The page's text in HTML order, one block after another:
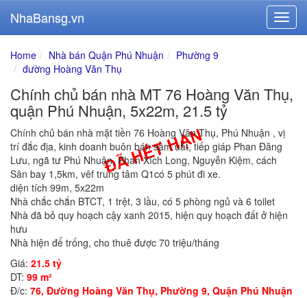
NhaBansg.vn
Home Nhà bán Quận Phú Nhuận
Phường 9
đường Hoàng Văn Thụ
Chính chủ bán nhà MT 76 Hoàng Văn Thụ,
quận Phú Nhuận, 5x22m, 21.5 tỷ
Chính chủ bán nhà mặt tiền 76 Hoàng Văn Thụ, Phú Nhuận , vị
trí đắc địa, kinh doanh buôn bán sầm uất, tiếp giáp Phan Đăng
Lưu, ngã tư Phú Nhuận, Phan Xích Long, Nguyễn Kiệm, cách
Sân bay 1,5km, vêf trung tâm Q1có 5 phút đi xe.
diện tích 99m, 5x22m
Nhà chắc chắn BTCT, 1 trệt, 3 lầu, có 5 phòng ngủ và 6 toilet
Nhà đã bỏ quy hoạch cậy xanh 2015, hiện quy hoạch đất ở hiện
hưu
Nhà hiện để trống, cho thuê được 70 triệu/tháng
Giá: 21.5 tỷ
DT: 99 m²
Đ/c: 76, Đường Hoàng Văn Thụ, Phường 9, Quận Phú Nhuận